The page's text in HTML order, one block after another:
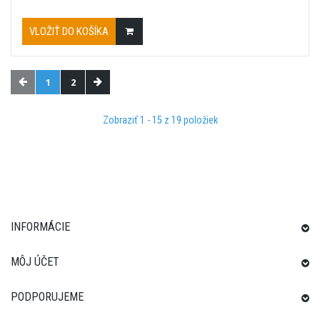
VLOŽIŤ DO KOŠÍKA
1 2
Zobraziť 1 - 15 z 19 položiek
INFORMÁCIE
MÔJ ÚČET
PODPORUJEME